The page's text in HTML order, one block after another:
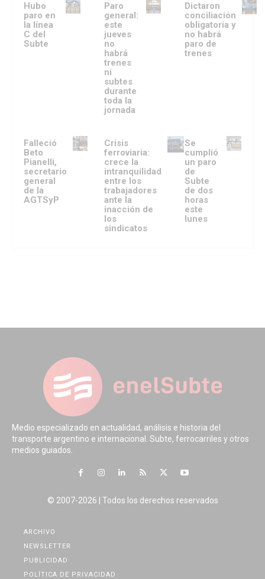
Hubo
paro en
la línea
C del
Subte
Paro
general:
este
jueves
no
habrá
trenes
ni
subtes
durante
toda la
jornada
Dictaron
conciliación
obligatoria y
no habrá
paro de
trenes
Falleció
Beto
Pianelli,
secretario
general
de la
AGTSyP
Crisis
ferroviaria:
crece la
intranquilidad
entre los
trabajadores
ante la
inacción de
los
sindicatos
Se
cumplió
un paro
de
Subte
de dos
horas
este
lunes
Medio especializado en actualidad, análisis e historia del
transporte argentino e internacional. Subte, ferrocarriles y otros
medios guiados.
© 2007-2026 | Todos los derechos reservados
ARCHIVO
NEWSLETTER
PUBLICIDAD
POLÍTICA DE PRIVACIDAD